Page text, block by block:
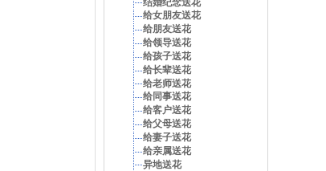
给女朋友送花
给朋友送花
给领导送花
给孩子送花
给长辈送花
给老师送花
给同事送花
给客户送花
给父母送花
给妻子送花
给亲属送花
异地送花